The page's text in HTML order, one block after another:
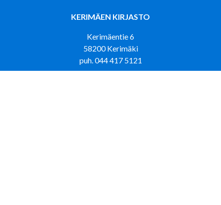
KERIMÄEN KIRJASTO
Kerimäentie 6
58200 Kerimäki
puh. 044 417 5121